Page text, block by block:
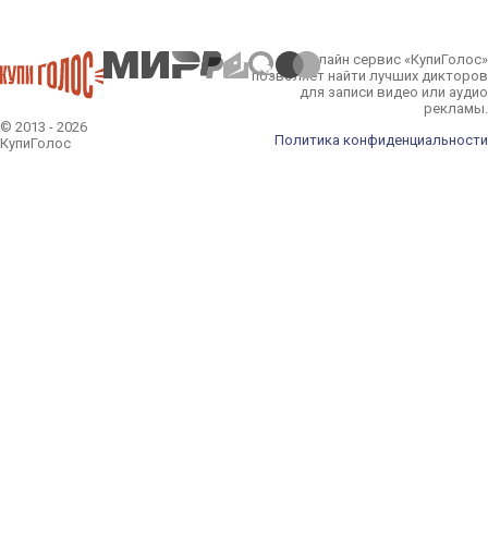
© 2013 - 2026
КупиГолос
Онлайн сервис «КупиГолос»
позволяет найти лучших дикторов
для записи видео или аудио
рекламы.
Политика конфиденциальности